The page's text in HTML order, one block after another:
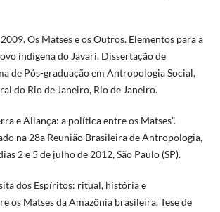
Os Matses e os Outros. Elementos para a
indígena do Javari. Dissertação de
de Pós-graduação em Antropologia Social,
do Rio de Janeiro, Rio de Janeiro.
e Aliança: a política entre os Matses”.
na 28a Reunião Brasileira de Antropologia,
2 e 5 de julho de 2012, São Paulo (SP).
dos Espíritos: ritual, história e
os Matses da Amazônia brasileira. Tese de